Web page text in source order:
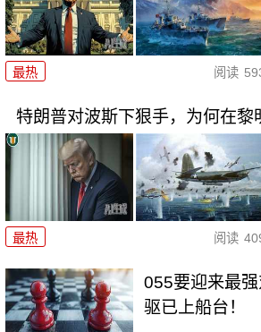
最热 阅读
特朗普对波斯下狠手，为何在黎
最热 阅读
055要迎来最
驱已上船台！